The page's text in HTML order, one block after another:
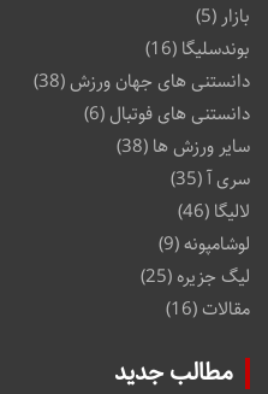
بازار (5)
بوندسلیگا (16)
دانستنی های جهان ورزش(38)
دانستنی های فوتبال (6)
سایر ورزش ها (38)
سری آ(35)
لالیگا (46)
لوشامپونه(9)
لیگ جزیره (25)
مقالات(16)
مطالب جدید